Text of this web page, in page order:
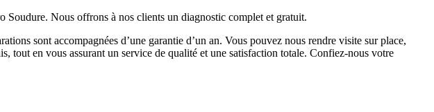
Soudure. Nous offrons à nos clients un diagnostic complet et gratuit.
sont accompagnées d’une garantie d’un an. Vous pouvez nous rendre visite sur place,
tout en vous assurant un service de qualité et une satisfaction totale. Confiez-nous votre